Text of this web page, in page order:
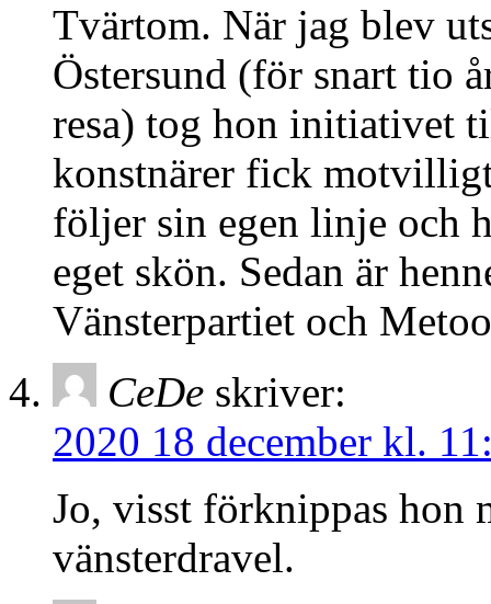
Tvärtom. När jag blev
Östersund (för snart tio
resa) tog hon initiativet
konstnärer fick
följer sin egen linje och
eget skön. Sedan är
Vänsterpartiet och
CeDe skriver:
2020 18 december kl.
Jo, visst förknippas hon
vänsterdravel.